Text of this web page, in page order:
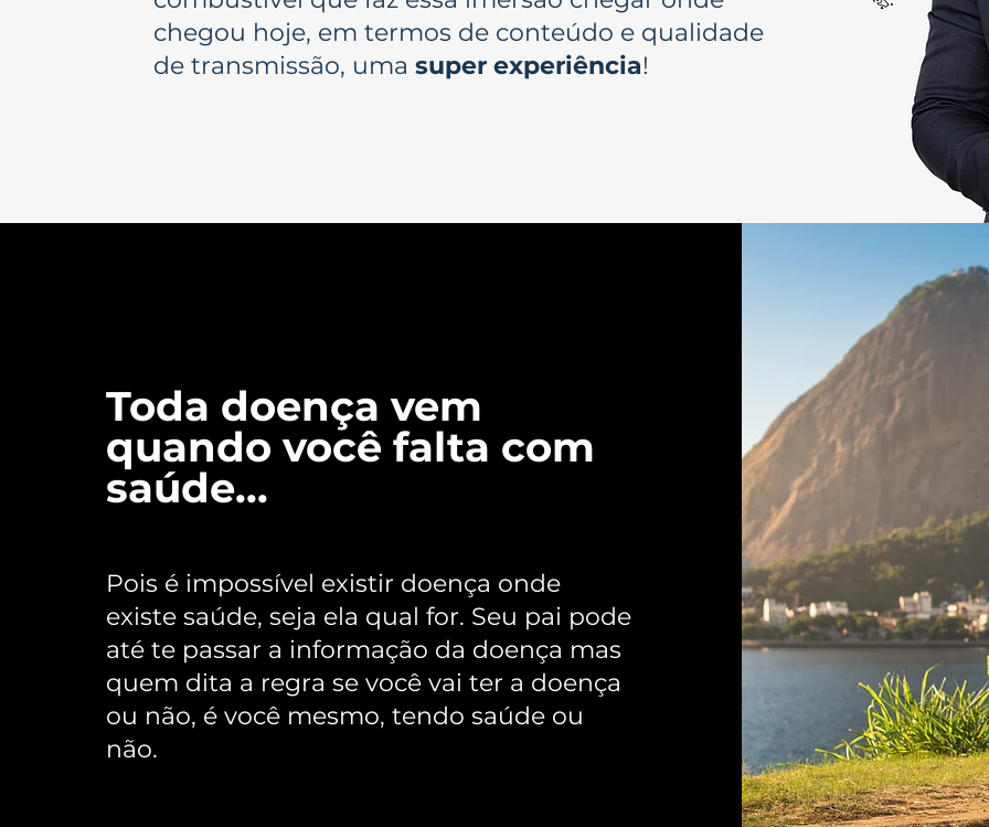
chegou hoje, em termos de conteúdo e qualidade
de transmissão, uma super experiência!
Toda doença vem
quando você falta com
saúde...
Pois é impossível existir doença onde
existe saúde, seja ela qual for. Seu pai pode
até te passar a informação da doença mas
quem dita a regra se você vai ter a doença
ou não, é você mesmo, tendo saúde ou
não.